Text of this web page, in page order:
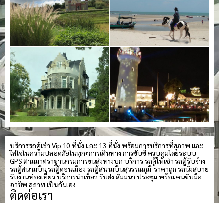
บริการรถตู้เช่า Vip 10 ที่นั่ง และ 13 ที่นั่ง พร้อมการบริการที่สุภาพ และ
ใส่ใจในความปลอดภัยในทุกๆการเดินทาง การขับขี่ ควบคุมโดยระบบ
GPS ตามมาตราฐานกรมการขนส่งทางบก บริการ รถตู้ให้เช่า รถตู้รับจ้าง
รถตู้สนามบิน รถตู้ดอนเมือง รถตู้สนามบินสุวรรณภูมิ ราคาถูก รถนั่งสบาย
รับงานท่องเที่ยว บริการนำเที่ยว รับส่ง สัมมนา ประชุม พร้อมคนขับมือ
อาชีพ สุภาพ เป็นกันเอง
ติดต่อเรา